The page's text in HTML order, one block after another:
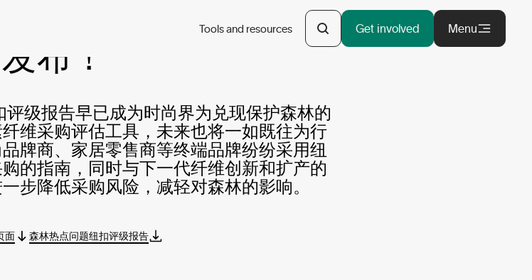
Tools and resources Get involved Menu
影响力
纽扣评级十周年报告正式
发布！
级报告早已成为时尚界为兑现保护森林的
维采购评估工具，未来也将一如既往为行
牌商、家居零售商等终端品牌纷纷采用纽
的指南，同时与下一代纤维创新和扩产的
步降低采购风险，减轻对森林的影响。
面 森林热点问题纽扣评级报告